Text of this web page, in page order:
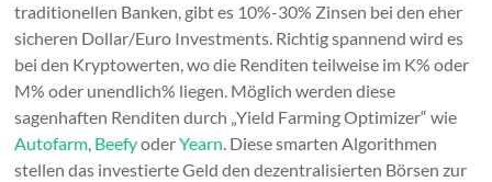
traditionellen Banken, gibt es 10%-30% Zinsen bei den eher
sicheren Dollar/Euro Investments. Richtig spannend wird es
bei den Kryptowerten, wo die Renditen teilweise im K% oder
M% oder unendlich% liegen. Möglich werden diese
sagenhaften Renditen durch „Yield Farming Optimizer“ wie
Autofarm, BeefyoderYearn. Diese smarten Algorithmen
stellen das investierte Geld den dezentralisierten Börsen zur